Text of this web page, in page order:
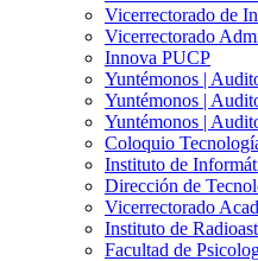
Vicerrectorado de
Vicerrectorado
Innova PUCP
Yuntémonos |
Yuntémonos |
Yuntémonos |
Coloquio
Instituto de
Dirección de
Vicerrectorado
Instituto de
Facultad de